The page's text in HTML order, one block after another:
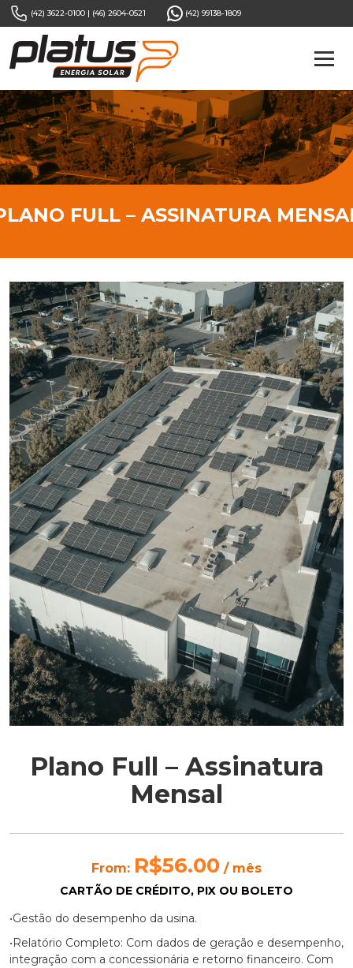
(42) 3622-0100 | (46) 2604-0521 (42) 99138-1809
FULL – ASSINATURA
Plano Full – Assinatura
Mensal
From: R$56.00 / mês
CARTÃO DE CRÉDITO, PIX OU BOLETO
•Gestão do desempenho da usina.
•Relatório Completo: Com dados de geração e desempenho,
integração com a concessionária e retorno financeiro. Com